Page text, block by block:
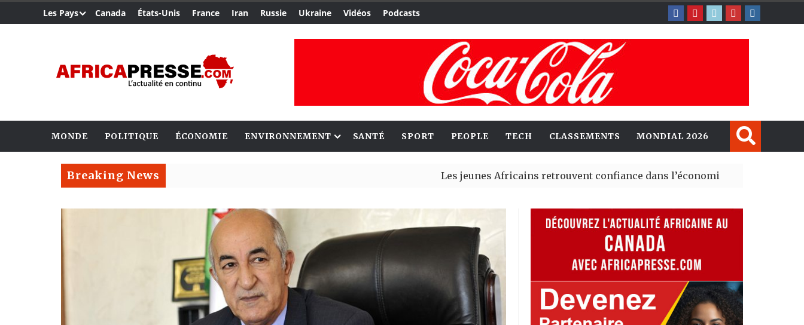
Les Pays Canada États-Unis France Iran Russie Ukraine Vidéos Podcasts
MONDE POLITIQUE ÉCONOMIE ENVIRONNEMENT SANTÉ SPORT PEOPLE TECH CLASSEMENTS MONDIAL 2026
Breaking News Les jeunes Africains retrouvent confiance dans l’économie, mais trois grands